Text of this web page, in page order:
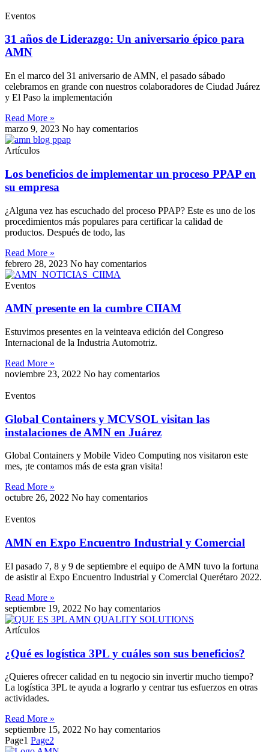
Eventos
31 años de Liderazgo: Un aniversario épico para
AMN
En el marco del 31 aniversario de AMN, el pasado sábado
celebramos en grande con nuestros colaboradores de Ciudad Juárez
y El Paso la implementación
Read More »
marzo 9, 2023 No hay comentarios
Artículos
Los beneficios de implementar un proceso PPAP en
su empresa
¿Alguna vez has escuchado del proceso PPAP? Este es uno de los
procedimientos más populares para certificar la calidad de
productos. Después de todo, las
Read More »
febrero 28, 2023 No hay comentarios
Eventos
AMN presente en la cumbre CIIAM
Estuvimos presentes en la veinteava edición del Congreso
Internacional de la Industria Automotriz.
Read More »
noviembre 23, 2022 No hay comentarios
Eventos
Global Containers y MCVSOL visitan las
instalaciones de AMN en Juárez
Global Containers y Mobile Video Computing nos visitaron este
mes, ¡te contamos más de esta gran visita!
Read More »
octubre 26, 2022 No hay comentarios
Eventos
AMN en Expo Encuentro Industrial y Comercial
El pasado 7, 8 y 9 de septiembre el equipo de AMN tuvo la fortuna
de asistir al Expo Encuentro Industrial y Comercial Querétaro 2022.
Read More »
septiembre 19, 2022 No hay comentarios
Artículos
¿Qué es logística 3PL y cuáles son sus beneficios?
¿Quieres ofrecer calidad en tu negocio sin invertir mucho tiempo?
La logística 3PL te ayuda a lograrlo y centrar tus esfuerzos en otras
actividades.
Read More »
septiembre 15, 2022 No hay comentarios
Page1 Page2